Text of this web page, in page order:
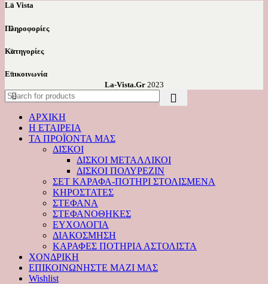
La Vista
Πληροφορίες
Κατηγορίες
Επικοινωνία
La-Vista.Gr 2023
ΑΡΧΙΚΗ
Η ΕΤΑΙΡΕΙΑ
ΤΑ ΠΡΟΪΟΝΤΑ ΜΑΣ
ΔΙΣΚΟΙ
ΔΙΣΚΟΙ ΜΕΤΑΛΛΙΚΟΙ
ΔΙΣΚΟΙ ΠΟΛΥΡΕΖΙΝ
ΣΕΤ ΚΑΡΑΦΑ-ΠΟΤΗΡΙ ΣΤΟΛΙΣΜΕΝΑ
ΚΗΡΟΣΤΑΤΕΣ
ΣΤΕΦΑΝΑ
ΣΤΕΦΑΝΟΘΗΚΕΣ
ΕΥΧΟΛΟΓΙΑ
ΔΙΑΚΟΣΜΗΣΗ
ΚΑΡΑΦΕΣ ΠΟΤΗΡΙΑ ΑΣΤΟΛΙΣΤΑ
ΧΟΝΔΡΙΚΗ
ΕΠΙΚΟΙΝΩΝΗΣΤΕ ΜΑΖΙ ΜΑΣ
Wishlist